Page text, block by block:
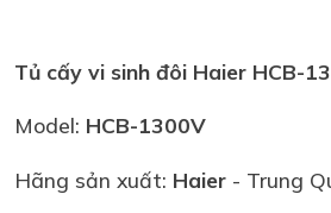
Tủ cấy vi sinh đôi Haier HCB-
Model: HCB-1300V
Hãng sản xuất: Haier - Trung